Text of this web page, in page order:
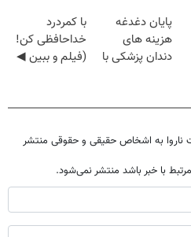
پایان دغدغه
هزینه های
دندان پزشکی با
با کمردرد
خداحافظی کن!
(فیلم و ببین ◀
ناروا به اشخاص حقیقی و حقوقی منتشر
با خبر باشد منتشر نمی‌شود.